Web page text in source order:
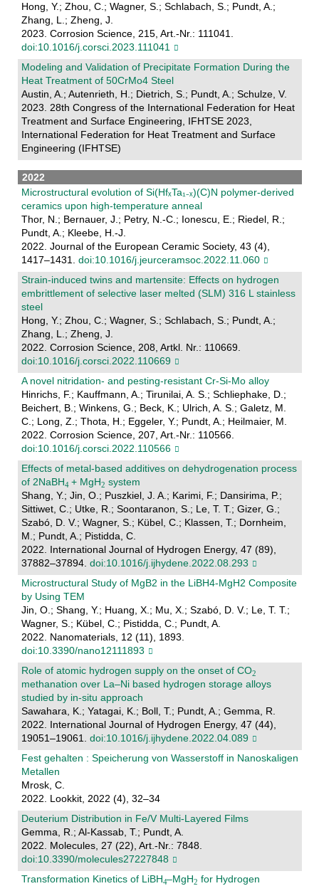
Hong, Y.; Zhou, C.; Wagner, S.; Schlabach, S.; Pundt, A.;
Zhang, L.; Zheng, J.
2023. Corrosion Science, 215, Art.-Nr.: 111041.
doi:10.1016/j.corsci.2023.111041
Modeling and Validation of Precipitate Formation During the
Heat Treatment of 50CrMo4 Steel
Austin, A.; Autenrieth, H.; Dietrich, S.; Pundt, A.; Schulze, V.
2023. 28th Congress of the International Federation for Heat
Treatment and Surface Engineering, IFHTSE 2023,
International Federation for Heat Treatment and Surface
Engineering (IFHTSE)
2022
Microstructural evolution of Si(HfₓTa₁₋ₓ)(C)N polymer-derived
ceramics upon high-temperature anneal
Thor, N.; Bernauer, J.; Petry, N.-C.; Ionescu, E.; Riedel, R.;
Pundt, A.; Kleebe, H.-J.
2022. Journal of the European Ceramic Society, 43 (4),
1417–1431. doi:10.1016/j.jeurceramsoc.2022.11.060
Strain-induced twins and martensite: Effects on hydrogen
embrittlement of selective laser melted (SLM) 316 L stainless
steel
Hong, Y.; Zhou, C.; Wagner, S.; Schlabach, S.; Pundt, A.;
Zhang, L.; Zheng, J.
2022. Corrosion Science, 208, Artkl. Nr.: 110669.
doi:10.1016/j.corsci.2022.110669
A novel nitridation- and pesting-resistant Cr-Si-Mo alloy
Hinrichs, F.; Kauffmann, A.; Tirunilai, A. S.; Schliephake, D.;
Beichert, B.; Winkens, G.; Beck, K.; Ulrich, A. S.; Galetz, M.
C.; Long, Z.; Thota, H.; Eggeler, Y.; Pundt, A.; Heilmaier, M.
2022. Corrosion Science, 207, Art.-Nr.: 110566.
doi:10.1016/j.corsci.2022.110566
Effects of metal-based additives on dehydrogenation process
of 2NaBH
+ MgH
system
Shang, Y.; Jin, O.; Puszkiel, J. A.; Karimi, F.; Dansirima, P.;
Sittiwet, C.; Utke, R.; Soontaranon, S.; Le, T. T.; Gizer, G.;
Szabó, D. V.; Wagner, S.; Kübel, C.; Klassen, T.; Dornheim,
M.; Pundt, A.; Pistidda, C.
2022. International Journal of Hydrogen Energy, 47 (89),
37882–37894. doi:10.1016/j.ijhydene.2022.08.293
Microstructural Study of MgB2 in the LiBH4-MgH2 Composite
by Using TEM
Jin, O.; Shang, Y.; Huang, X.; Mu, X.; Szabó, D. V.; Le, T. T.;
Wagner, S.; Kübel, C.; Pistidda, C.; Pundt, A.
2022. Nanomaterials, 12 (11), 1893.
doi:10.3390/nano12111893
Role of atomic hydrogen supply on the onset of CO
methanation over La–Ni based hydrogen storage alloys
studied by in-situ approach
Sawahara, K.; Yatagai, K.; Boll, T.; Pundt, A.; Gemma, R.
2022. International Journal of Hydrogen Energy, 47 (44),
19051–19061. doi:10.1016/j.ijhydene.2022.04.089
Fest gehalten : Speicherung von Wasserstoff in Nanoskaligen
Metallen
Mrosk, C.
2022. Lookkit, 2022 (4), 32–34
Deuterium Distribution in Fe/V Multi-Layered Films
Gemma, R.; Al-Kassab, T.; Pundt, A.
2022. Molecules, 27 (22), Art.-Nr.: 7848.
doi:10.3390/molecules27227848
Transformation Kinetics of LiBH –MgH
for Hydrogen